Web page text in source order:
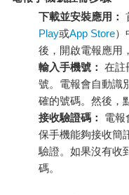
下載並安裝應用：
Play或App Store）
後，開啟電報應用
輸入手機號： 在註
號。電報會自動識
確的號碼。然後，
接收驗證碼：
電報
保手機能夠接收簡
驗證。如果沒有收
碼。